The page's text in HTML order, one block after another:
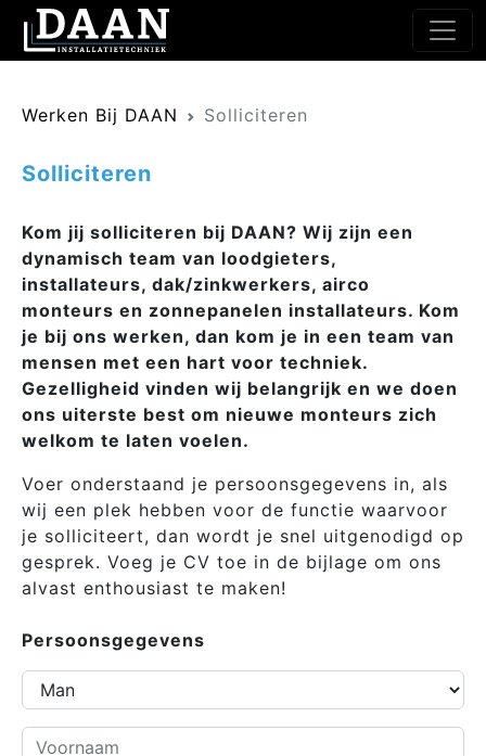
Werken Bij DAAN Solliciteren
Solliciteren
Kom jij solliciteren bij DAAN? Wij zijn een
dynamisch team van loodgieters,
installateurs, dak/zinkwerkers, airco
monteurs en zonnepanelen installateurs. Kom
je bij ons werken, dan kom je in een team van
mensen met een hart voor techniek.
Gezelligheid vinden wij belangrijk en we doen
ons uiterste best om nieuwe monteurs zich
welkom te laten voelen.
Voer onderstaand je persoonsgegevens in, als
wij een plek hebben voor de functie waarvoor
je solliciteert, dan wordt je snel uitgenodigd op
gesprek. Voeg je CV toe in de bijlage om ons
alvast enthousiast te maken!
Persoonsgegevens